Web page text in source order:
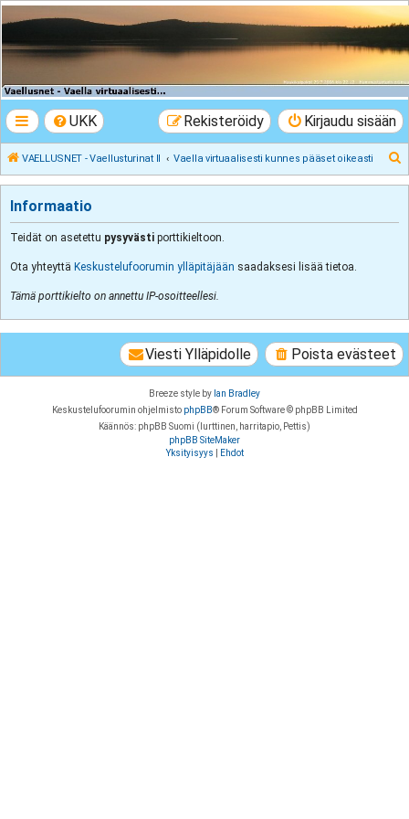
VAELLUSNET -
Vaellusturinat II
UKK Kirjaudu sisään
Rekisteröidy
VAELLUSNET - Vaellusturinat II Vaella virtuaalisesti kunnes pääset oikeasti
Informaatio
Teidät on asetettu pysyvästi porttikieltoon.
Ota yhteyttä Keskustelufoorumin ylläpitäjään saadaksesi lisää tietoa.
Tämä porttikielto on annettu IP-osoitteellesi.
Poista evästeet
Viesti Ylläpidolle
Breeze style by Ian Bradley
Keskustelufoorumin ohjelmisto phpBB® Forum Software © phpBB Limited
Käännös: phpBB Suomi (lurttinen, harritapio, Pettis)
phpBB SiteMaker
Yksityisyys
Ehdot